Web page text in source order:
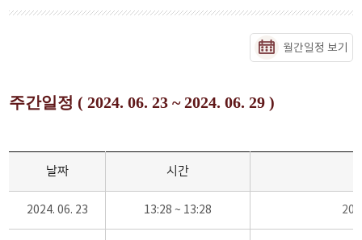
월간일정 보기
주간일정 ( 2024. 06. 23 ~ 2024. 06. 29 )
날짜 시간
2024. 06. 23 13:28 ~ 13:28